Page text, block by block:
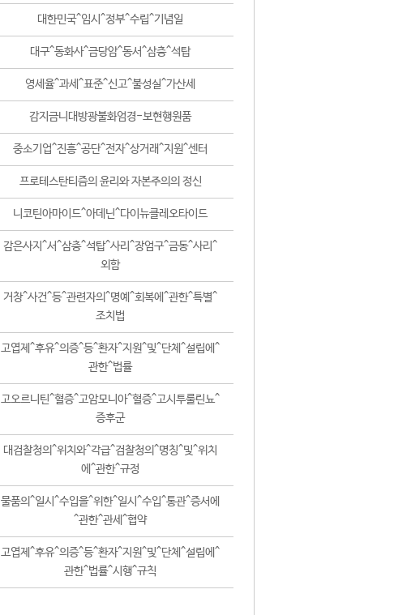
대한민국^임시^정부^수립^기념일
대구^동화사^금당암^동서^삼층^석탑
영세율^과세^표준^신고^불성실^가산세
감지금니대방광불화엄경-보현행원품
중소기업^진흥^공단^전자^상거래^지원^센터
프로테스탄티즘의 윤리와 자본주의의 정신
니코틴아마이드^아데닌^다이뉴클레오타이드
감은사지^서^삼층^석탑^사리^장엄구^금동^사리^
외함
거창^사건^등^관련자의^명예^회복에^관한^특별^
조치법
고엽제^후유^의증^등^환자^지원^및^단체^설립에^
관한^법률
고오르니틴^혈증^고암모니아^혈증^고시투룰린뇨^
증후군
대검찰청의^위치와^각급^검찰청의^명칭^및^위치
에^관한^규정
물품의^일시^수입을^위한^일시^수입^통관^증서에
^관한^관세^협약
고엽제^후유^의증^등^환자^지원^및^단체^설립에^
관한^법률^시행^규칙